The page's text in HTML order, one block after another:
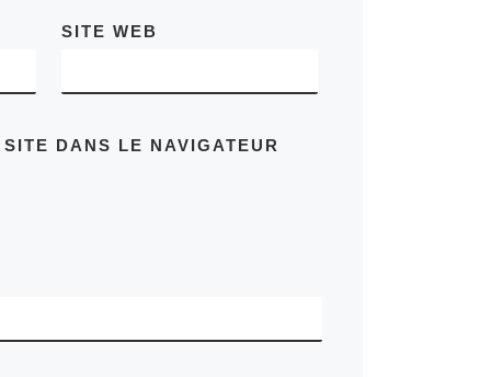
SITE WEB
DANS LE NAVIGATEUR